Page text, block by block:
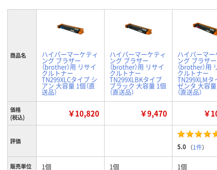
商品名 ハイパーマーケティ
ング ブラザー
（brother）用 リサイ
クルトナー
TN299XLCタイプ シ
アン 大容量 1個（直
送品）
ハイパーマーケティ
ング ブラザー
（brother）用 リサイ
クルトナー
TN299XLBKタイプ
ブラック 大容量 1個
（直送品）
ハイパーマ
ング ブラザー
（brother）用
クルトナー
TN299XLMタ
ゼンタ 大容
（直送品）
価格
(税込)
￥10,820 ￥9,470 ￥
評価
5.0 （1件）
販売単位 1個 1個 1個